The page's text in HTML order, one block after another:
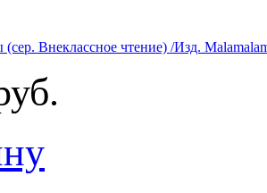
Внеклассное чтение) /Изд.